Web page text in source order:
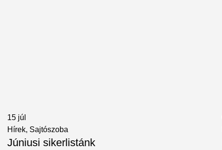
15 júl
Hírek, Sajtószoba
Júniusi sikerlistánk